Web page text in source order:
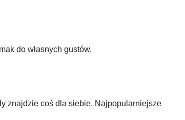
do własnych gustów.
znajdzie coś dla siebie. Najpopularniejsze